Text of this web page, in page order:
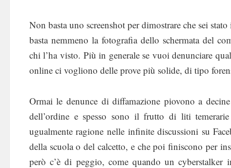
Non basta uno screenshot per dimostrare che sei
basta nemmeno la fotografia dello schermata del
chi l’ha visto. Più in generale se vuoi denunciare
online ci vogliono delle prove più solide, di tipo
Ormai le denunce di diffamazione piovono a
dell’ordine e spesso sono il frutto di liti
ugualmente ragione nelle infinite discussioni su
della scuola o del calcetto, e che poi finiscono per
però c’è di peggio, come quando un cyberstalker